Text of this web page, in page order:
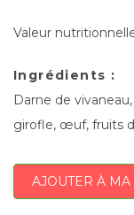
Valeur
Ingrédients :
Darne de
girofle, œuf, fruits
AJOUTER À